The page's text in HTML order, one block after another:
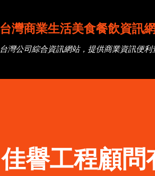
台灣商業生活美食餐飲資訊
台灣公司綜合資訊網站，提供商業資訊便利
佳譽工程顧問